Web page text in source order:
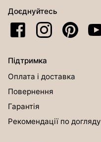
Доєднуйтесь
Підтримка
Оплата і доставка
Повернення
Гарантія
Рекомендації по догляду